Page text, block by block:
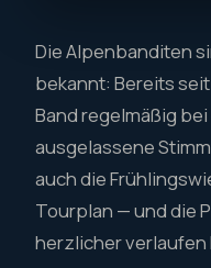
Die Alpenbanditen
bekannt: Bereits
Band regelmäßig
ausgelassene
auch die
Tourplan — und die
herzlicher verlaufen